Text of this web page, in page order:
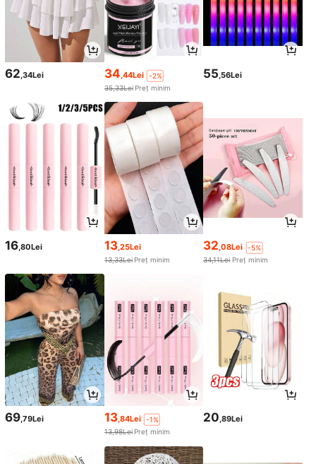
62,34Lei 34,44Lei
-2%
35,33Lei Preț minim
55,56Lei
16,80Lei 13,25Lei
13,33Lei Preț minim
32,08Lei
-5%
34,11Lei Preț minim
69,79Lei 13,84Lei
-1%
13,98Lei Preț minim
20,89Lei